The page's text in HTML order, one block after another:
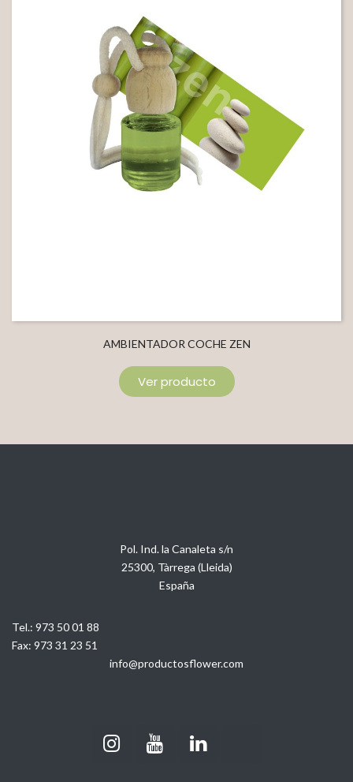
AMBIENTADOR COCHE ZEN
Ver producto
Pol. Ind. la Canaleta s/n
25300, Tàrrega (Lleida)
España
Tel.: 973 50 01 88
Fax: 973 31 23 51
info@productosflower.com